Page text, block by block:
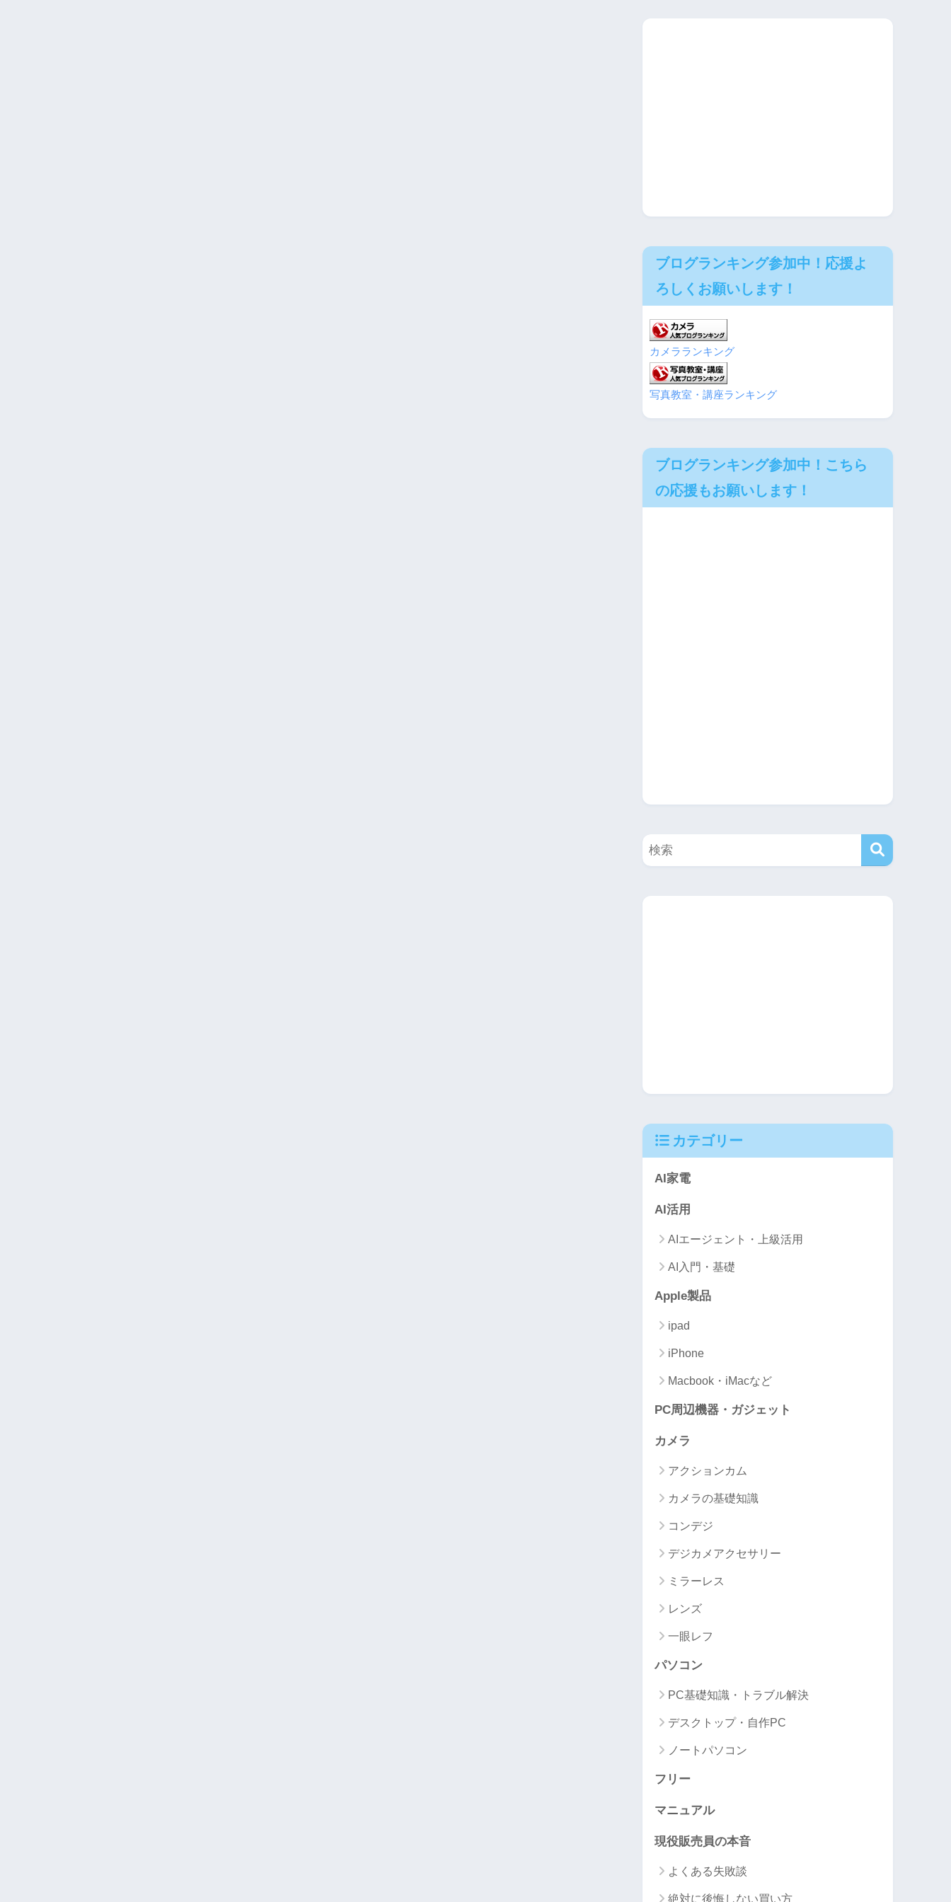
ブログランキング参加中！応援よ
ろしくお願いします！
カメラランキング
写真教室・講座ランキング
ブログランキング参加中！こちら
の応援もお願いします！
カテゴリー
AI家電
AI活用
AIエージェント・上級活用
AI入門・基礎
Apple製品
ipad
iPhone
Macbook・iMacなど
PC周辺機器・ガジェット
カメラ
アクションカム
カメラの基礎知識
コンデジ
デジカメアクセサリー
ミラーレス
レンズ
一眼レフ
パソコン
PC基礎知識・トラブル解決
デスクトップ・自作PC
ノートパソコン
フリー
マニュアル
現役販売員の本音
よくある失敗談
絶対に後悔しない買い方